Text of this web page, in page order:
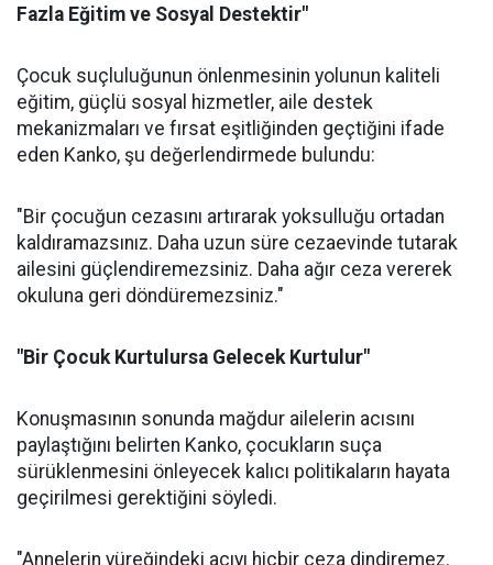
Fazla Eğitim ve Sosyal Destektir"
Çocuk suçluluğunun önlenmesinin yolunun kaliteli
eğitim, güçlü sosyal hizmetler, aile destek
mekanizmaları ve fırsat eşitliğinden geçtiğini ifade
eden Kanko, şu değerlendirmede bulundu:
"Bir çocuğun cezasını artırarak yoksulluğu ortadan
kaldıramazsınız. Daha uzun süre cezaevinde tutarak
ailesini güçlendiremezsiniz. Daha ağır ceza vererek
okuluna geri döndüremezsiniz."
"Bir Çocuk Kurtulursa Gelecek Kurtulur"
Konuşmasının sonunda mağdur ailelerin acısını
paylaştığını belirten Kanko, çocukların suça
sürüklenmesini önleyecek kalıcı politikaların hayata
geçirilmesi gerektiğini söyledi.
"Annelerin yüreğindeki acıyı hiçbir ceza dindiremez.